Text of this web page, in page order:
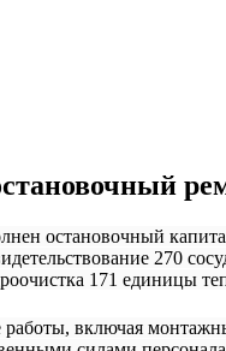
остановочный
270
171 единицы
включая